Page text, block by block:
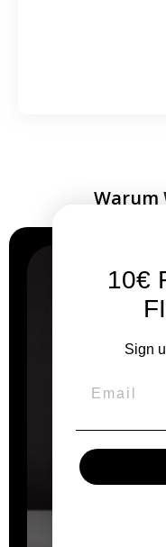
Warum
10€
Sign